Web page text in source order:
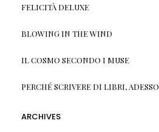
FELICITÀ DELUXE
BLOWING IN THE WIND
IL COSMO SECONDO I MUSE
PERCHÉ SCRIVERE DI LIBRI, ADESSO
ARCHIVES